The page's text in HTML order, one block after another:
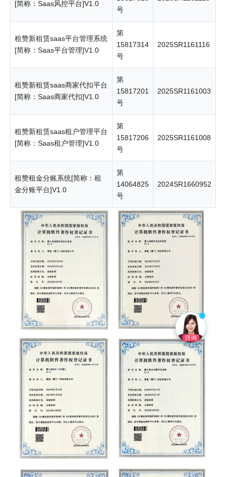
[简称：Saas风控平台]V1.0
号
租赞新租赁saas平台管理系统
[简称：Saas平台管理]V1.0
第
15817314
号
2025SR1161116
租赞新租赁saas商家代扣平台
[简称：Saas商家代扣]V1.0
第
15817201
号
2025SR1161003
租赞新租赁saas租户管理平台
[简称：Saas租户管理]V1.0
第
15817206
号
2025SR1161008
租赞租金分账系统[简称：租
金分账平台]V1.0
第
14064825
号
2024SR1660952